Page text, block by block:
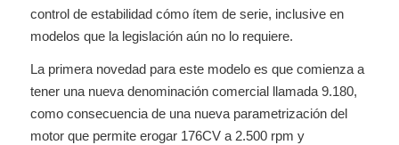
control de estabilidad cómo ítem de serie, inclusive en
modelos que la legislación aún no lo requiere.
La primera novedad para este modelo es que comienza a
tener una nueva denominación comercial llamada 9.180,
como consecuencia de una nueva parametrización del
motor que permite erogar 176CV a 2.500 rpm y